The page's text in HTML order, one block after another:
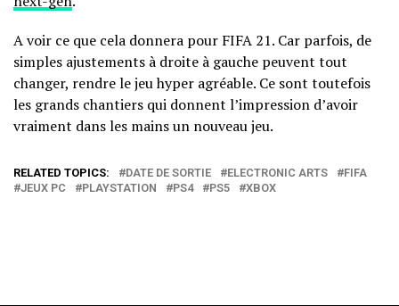
A voir ce que cela donnera pour FIFA 21. Car parfois, de
simples ajustements à droite à gauche peuvent tout
changer, rendre le jeu hyper agréable. Ce sont toutefois
les grands chantiers qui donnent l’impression d’avoir
vraiment dans les mains un nouveau jeu.
RELATED TOPICS: DATE DE SORTIE ELECTRONIC ARTS
FIFA
JEUX PC
PLAYSTATION PS4 PS5 XBOX